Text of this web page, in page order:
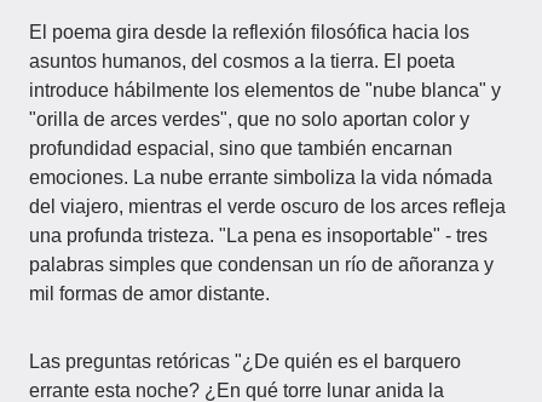
El poema gira desde la reflexión filosófica hacia los
asuntos humanos, del cosmos a la tierra. El poeta
introduce hábilmente los elementos de "nube blanca" y
"orilla de arces verdes", que no solo aportan color y
profundidad espacial, sino que también encarnan
emociones. La nube errante simboliza la vida nómada
del viajero, mientras el verde oscuro de los arces refleja
una profunda tristeza. "La pena es insoportable" - tres
palabras simples que condensan un río de añoranza y
mil formas de amor distante.
Las preguntas retóricas "¿De quién es el barquero
errante esta noche? ¿En qué torre lunar anida la